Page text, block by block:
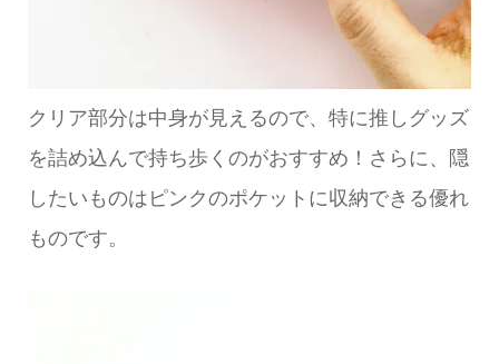
クリア部分は中身が見えるので、特に推しグッズ
を詰め込んで持ち歩くのがおすすめ！さらに、隠
したいものはピンクのポケットに収納できる優れ
ものです。